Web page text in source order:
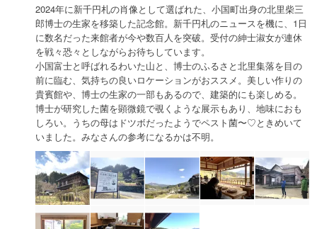
2024年に新千円札の肖像として選ばれた、小国町出身の北里柴三
郎博士の生家を移築した記念館。新千円札のニュースを機に、1日
に数名だった来館者が今や数百人を突破。受付の紳士淑女が連休
を戦々恐々としながらお待ちしています。
小国富士と呼ばれるわいた山と、博士のふるさと北里集落を目の
前に臨む、気持ちの良いロケーションがおススメ。美しい作りの
貴賓館や、博士の生家の一部もあるので、建築的にも楽しめる。
博士が研究した菌を顕微鏡で覗くような展示もあり、地味におも
しろい。うちの母はドツボだったようでペスト菌〜♡ときめいて
いました。みなさんの参考になるかは不明。